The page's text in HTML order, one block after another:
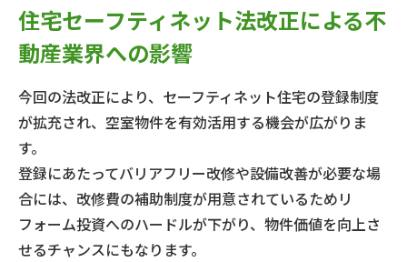
住宅セーフティネット法改正による不
動産業界への影響
今回の法改正により、セーフティネット住宅の登録制度
が拡充され、空室物件を有効活用する機会が広がりま
す。
登録にあたってバリアフリー改修や設備改善が必要な場
合には、改修費の補助制度が用意されているためリ
フォーム投資へのハードルが下がり、物件価値を向上さ
せるチャンスにもなります。